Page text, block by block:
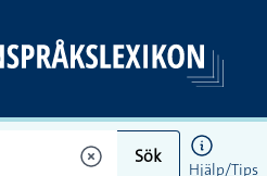
Sök
Hjälp/Tips